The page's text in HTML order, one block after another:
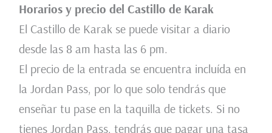
Horarios y precio del Castillo de Karak
El Castillo de Karak se puede visitar a diario
desde las 8 am hasta las 6 pm.
El precio de la entrada se encuentra incluída en
la Jordan Pass, por lo que solo tendrás que
enseñar tu pase en la taquilla de tickets. Si no
tienes Jordan Pass, tendrás que pagar una tasa